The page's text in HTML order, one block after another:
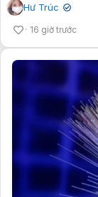
Hư Trúc ✔
16 giờ trước